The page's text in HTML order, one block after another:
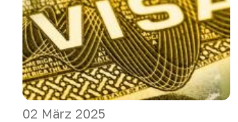
02 März 2025